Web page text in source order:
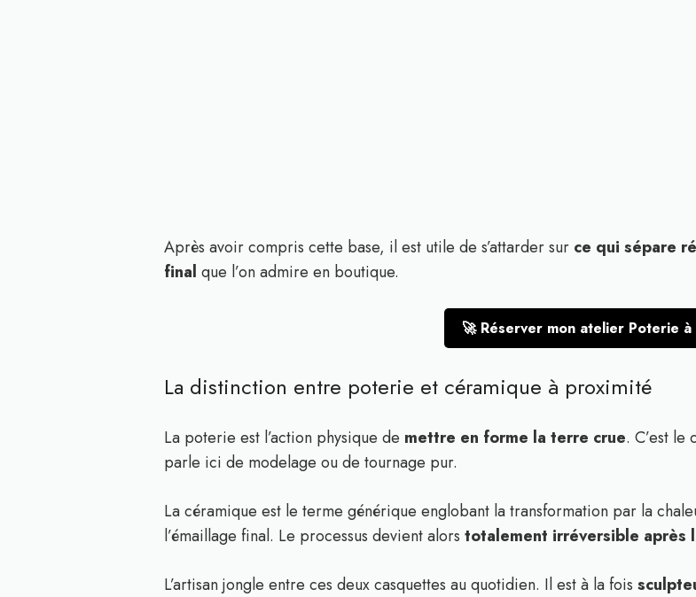
Après avoir compris cette base, il est utile de s’attarder sur ce qui sépare
final que l’on admire en boutique.
🚀 Réserver mon atelier Poterie
La distinction entre poterie et céramique à proximité
La poterie est l’action physique de mettre en forme la terre crue. C’est
parle ici de modelage ou de tournage pur.
La céramique est le terme générique englobant la transformation par la
l’émaillage final. Le processus devient alors totalement irréversible après
L’artisan jongle entre ces deux casquettes au quotidien. Il est à la fois